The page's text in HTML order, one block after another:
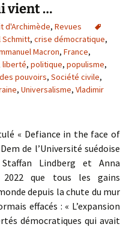
vient …
d'Archimède, Revues
Schmitt, crise démocratique,
Macron, France,
liberté, politique, populisme,
pouvoirs, Société civile,
, Universalisme, Vladimir
« Defiance in the face of
de l’Université suédoise
Lindberg et Anna
que tous les gains
depuis la chute du mur
effacés : « L’expansion
démocratiques qui avait